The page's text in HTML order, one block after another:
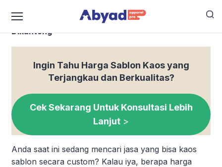
3 Cara Menentukan Harga Sablon Kaos yang Pas
Dikantong
Ingin Tahu Harga Sablon Kaos yang
Terjangkau dan Berkualitas?
Cek Sekarang Untuk Konsultasi Lebih
Lanjut >
Anda saat ini sedang mencari jasa yang bisa kaos
sablon secara custom? Kalau iya, berapa harga